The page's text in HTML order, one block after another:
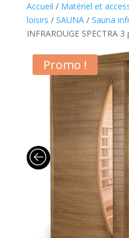
Accueil / Matériel et
loisirs / SAUNA/ Sauna
INFRAROUGE SPECTRA 3
Promo !